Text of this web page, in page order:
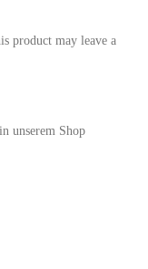
product may leave a